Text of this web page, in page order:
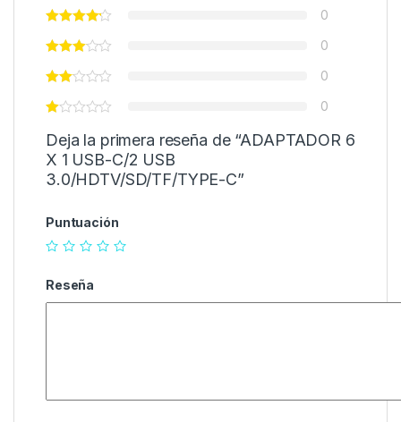
0
0
0
0
Deja la primera reseña de “ADAPTADOR 6
X 1 USB-C/2 USB
3.0/HDTV/SD/TF/TYPE-C”
Puntuación
Reseña